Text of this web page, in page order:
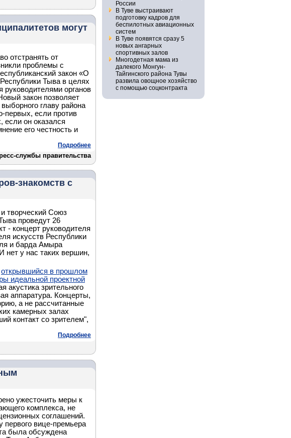
могут
отстранять от
проблемы с
закон «О
Тыва в целях
руководителями органов
закон позволяет
главу района
первых, если против
если он оказался
его честность и
Подробнее
службы правительства
знакомств с
творческий Союз
проведут 26
- концерт руководителя
искусств Республики
и барда Амыра
нет у нас таких вершин,
открывшийся в прошлом
идеальной проектной
акустика зрительного
аппаратура. Концерты,
а не рассчитанные
камерных залах
контакт со зрителем",
Подробнее
ужесточить меры к
комплекса, не
соглашений.
первого вице-премьера
была обсуждена
России
В Туве выстраивают
подготовку кадров для
беспилотных авиационных
систем
В Туве появятся сразу 5
новых ангарных
спортивных залов
Многодетная мама из
далекого Монгун-
Тайгинского района Тувы
развила овощное хозяйство
с помощью соцконтракта